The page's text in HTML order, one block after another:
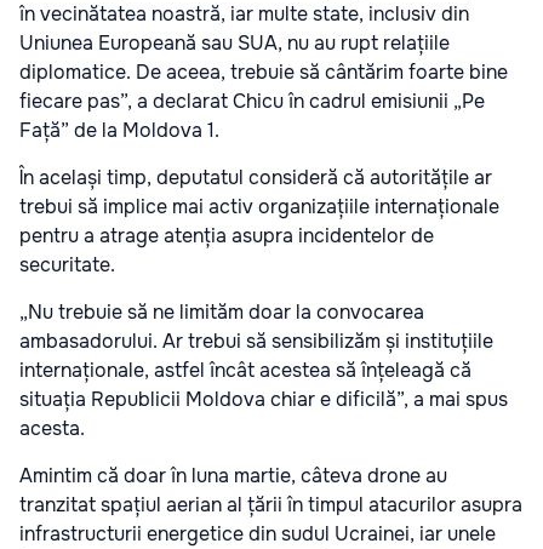
în vecinătatea noastră, iar multe state, inclusiv din
Uniunea Europeană sau SUA, nu au rupt relațiile
diplomatice. De aceea, trebuie să cântărim foarte bine
fiecare pas”, a declarat Chicu în cadrul emisiunii „Pe
Față” de la Moldova 1.
În același timp, deputatul consideră că autoritățile ar
trebui să implice mai activ organizațiile internaționale
pentru a atrage atenția asupra incidentelor de
securitate.
„Nu trebuie să ne limităm doar la convocarea
ambasadorului. Ar trebui să sensibilizăm și instituțiile
internaționale, astfel încât acestea să înțeleagă că
situația Republicii Moldova chiar e dificilă”, a mai spus
acesta.
Amintim că doar în luna martie, câteva drone au
tranzitat spațiul aerian al țării în timpul atacurilor asupra
infrastructurii energetice din sudul Ucrainei, iar unele